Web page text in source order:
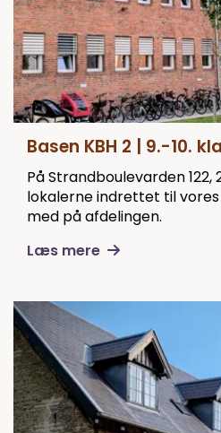
Basen KBH 2 | 9.-10.
På Strandboulevarden
lokalerne indrettet til
med på afdelingen.
Læs mere